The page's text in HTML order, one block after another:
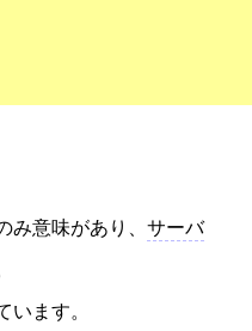
み意味があり、 サーバ
います。